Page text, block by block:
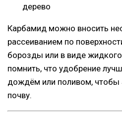
дерево
Карбамид можно вносить
рассеиванием по
борозды или в виде
помнить, что удобрение
дождём или поливом, чтобы
почву.